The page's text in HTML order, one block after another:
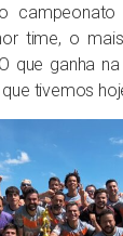
time, o
que ganha
tivemos